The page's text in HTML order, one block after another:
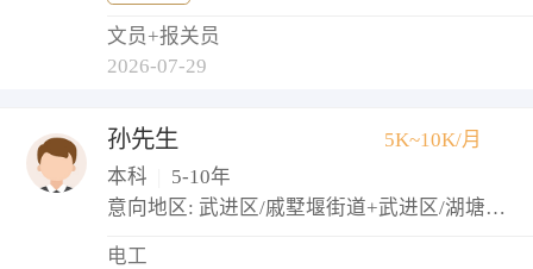
文员+报关员
2026-07-29
孙先生
5K~10K/月
本科
5-10年
意向地区: 武进区/戚墅堰街道+武进区/湖塘镇+武进区/牛塘镇
电工